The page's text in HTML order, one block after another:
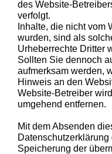
des Website-
verfolgt.
Inhalte, die nicht vom
wurden, sind als
Urheberrechte Dritter
Sollten Sie dennoch
aufmerksam werden,
Hinweis an den
Website-Betreiber
umgehend entfernen.
Mit dem Absenden
Speicherung der